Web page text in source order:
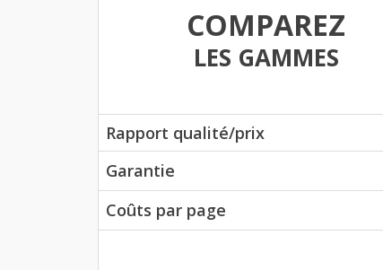
COMPAREZ
LES GAMMES
Rapport qualité/prix
Garantie
Coûts par page